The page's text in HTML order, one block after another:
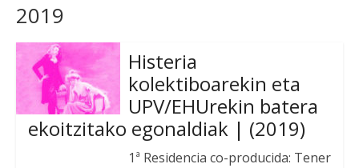
2019
Histeria
kolektiboarekin eta
UPV/EHUrekin batera
ekoitzitako egonaldiak | (2019)
1ª Residencia co-producida: Tener